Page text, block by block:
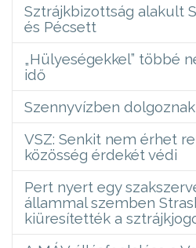
Sztrájkbizottság alakult
és Pécsett
„Hülyeségekkel” többé
idő
Szennyvízben
VSZ: Senkit nem érhet
közösség érdekét védi
Pert nyert egy
állammal szemben
kiüresítették a